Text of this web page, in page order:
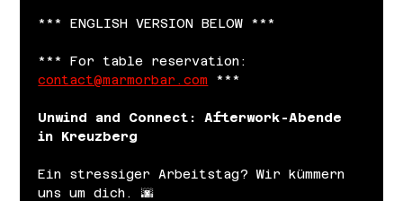
*** ENGLISH VERSION BELOW ***
*** For table reservation:
contact@marmorbar.com ***
Unwind and Connect: Afterwork-Abende
in Kreuzberg
Ein stressiger Arbeitstag? Wir kümmern
uns um dich. 🌆